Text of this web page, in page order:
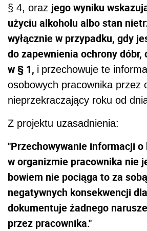
§ 4, oraz jego wyniku
użyciu alkoholu albo stan
wyłącznie w przypadku, gdy
do zapewnienia ochrony dóbr,
w § 1, i przechowuje te
osobowych pracownika przez
nieprzekraczający roku od
Z projektu uzasadnienia:
"Przechowywanie informacji o
w organizmie pracownika nie
bowiem nie pociąga to za
negatywnych konsekwencji
dokumentuje żadnego
przez pracownika."